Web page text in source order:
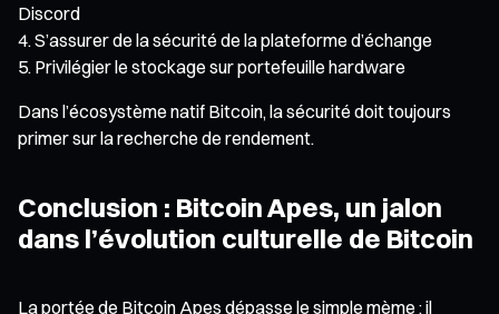
Discord
S’assurer de la sécurité de la plateforme d’échange
Privilégier le stockage sur portefeuille hardware
Dans l’écosystème natif Bitcoin, la sécurité doit toujours
primer sur la recherche de rendement.
Conclusion : Bitcoin Apes, un jalon
dans l’évolution culturelle de Bitcoin
La portée de Bitcoin Apes dépasse le simple mème : il